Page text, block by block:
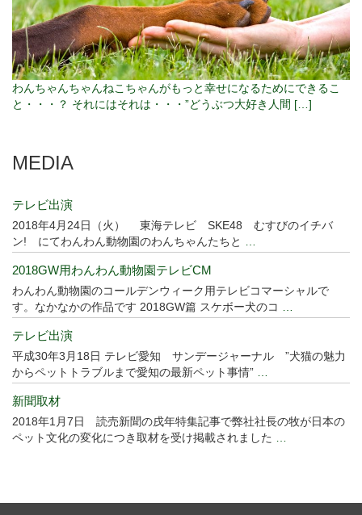
わんちゃんちゃんねこちゃんがもっと幸せになるためにできるこ
と・・・？ それにはそれは・・・”どうぶつ大好き人間 […]
MEDIA
テレビ出演
2018年4月24日（火） 東海テレビ SKE48 むすびのイチバ
ン! にてわんわん動物園のわんちゃんたちと
2018GW用わんわん動物園テレビCM
わんわん動物園のコールデンウィーク用テレビコマーシャルで
す。なかなかの作品です 2018GW篇 スケボー犬のコ
テレビ出演
平成30年3月18日 テレビ愛知 サンデージャーナル ”犬猫の魅力
からペットトラブルまで愛知の最新ペット事情”
新聞取材
2018年1月7日 読売新聞の戌年特集記事で弊社社長の牧が日本の
ペット文化の変化につき取材を受け掲載されました